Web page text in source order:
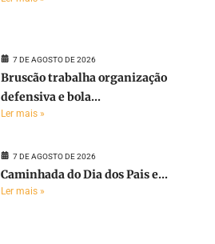
7 DE AGOSTO DE 2026
Bruscão trabalha organização
defensiva e bola...
Ler mais »
7 DE AGOSTO DE 2026
Caminhada do Dia dos Pais e...
Ler mais »